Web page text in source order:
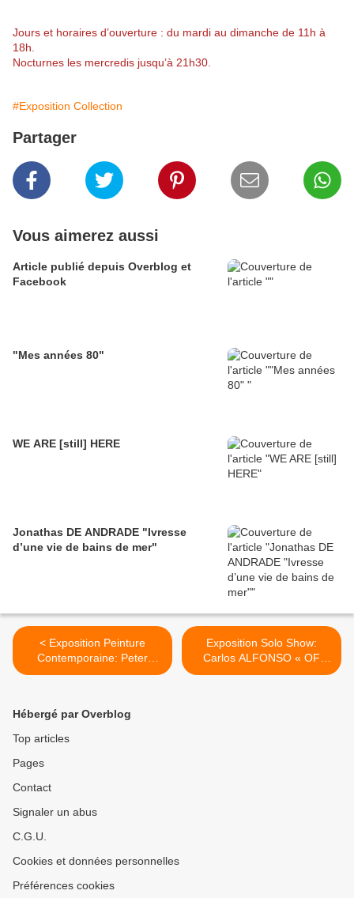
Jours et horaires d’ouverture : du mardi au dimanche de 11h à
18h.
Nocturnes les mercredis jusqu’à 21h30.
#Exposition Collection
Partager
Vous aimerez aussi
Article publié depuis Overblog et
Facebook
"Mes années 80"
WE ARE [still] HERE
Jonathas DE ANDRADE "Ivresse
d’une vie de bains de mer"
< Exposition Peinture
Contemporaine: Peter
MARTENSEN « Call from
Exposition Solo Show:
Carlos ALFONSO « OF
ENCOUNTERS AND
Hébergé par Overblog
Top articles
Pages
Contact
Signaler un abus
C.G.U.
Cookies et données personnelles
Préférences cookies